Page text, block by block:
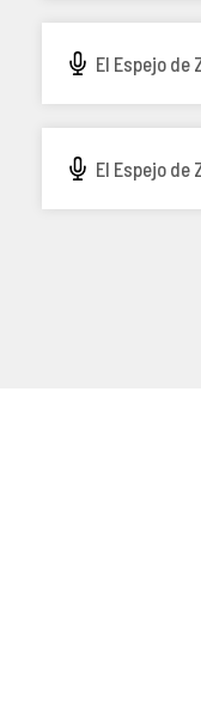
El Espejo de
El Espejo de